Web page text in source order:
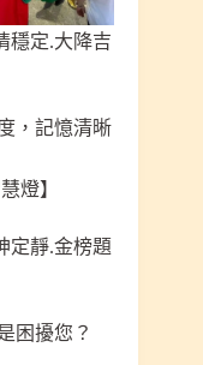
穩定.大降吉
，記憶清晰
燈】
定靜.金榜題
困擾您？